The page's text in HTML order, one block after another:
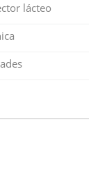
lácteo